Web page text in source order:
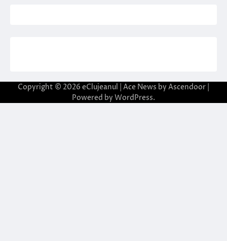
Copyright © 2026 eClujeanul | Ace News by Ascendoor
Powered by WordPress.